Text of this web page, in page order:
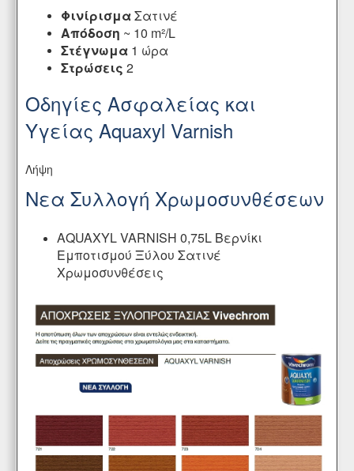
ΦινίρισμαΣατινέ
Απόδοση ~ 10 m²/L
Στέγνωμα 1 ώρα
Στρώσεις 2
Οδηγίες Ασφαλείας και
Υγείας Aquaxyl Varnish
Λήψη
Νεα Συλλογή Χρωμοσυνθέσεων
AQUAXYL VARNISH 0,75L Βερνίκι
Εμποτισμού Ξύλου Σατινέ
Χρωμοσυνθέσεις